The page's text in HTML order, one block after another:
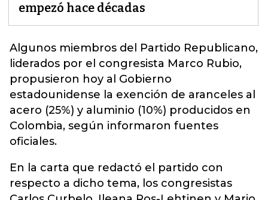
empezó hace décadas
Algunos miembros del Partido Republicano,
liderados por el congresista Marco Rubio,
propusieron hoy al Gobierno
estadounidense la exención de aranceles al
acero (25%) y aluminio (10%) producidos en
Colombia, según informaron fuentes
oficiales.
En la carta que redactó el partido con
respecto a dicho tema, los congresistas